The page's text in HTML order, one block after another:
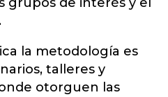
la metodología es
talleres y
otorguen las